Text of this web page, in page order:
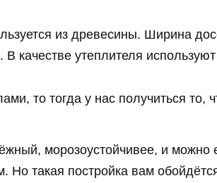
из древесины. Ширина
качестве утеплителя
то тогда у нас получиться то,
морозоустойчивее, и можно
такая постройка вам